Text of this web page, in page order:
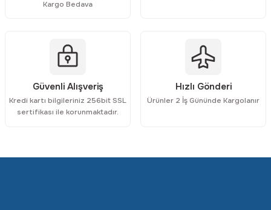
Kargo Bedava
Güvenli Alışveriş
Kredi kartı bilgileriniz 256bit SSL
sertifikası ile korunmaktadır.
Hızlı Gönderi
Ürünler 2 İş Gününde Kargolanır